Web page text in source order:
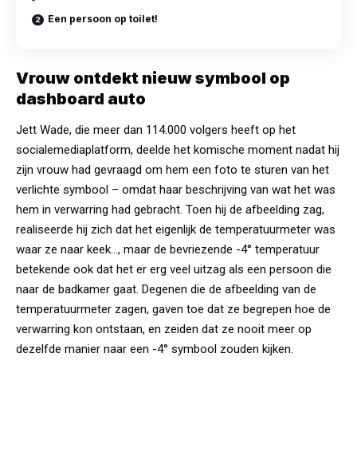
Een persoon op toilet!
Vrouw ontdekt nieuw symbool op
dashboard auto
Jett Wade, die meer dan 114.000 volgers heeft op het
socialemediaplatform, deelde het komische moment nadat hij
zijn vrouw had gevraagd om hem een foto te sturen van het
verlichte symbool – omdat haar beschrijving van wat het was
hem in verwarring had gebracht. Toen hij de afbeelding zag,
realiseerde hij zich dat het eigenlijk de temperatuurmeter was
waar ze naar keek…, maar de bevriezende -4° temperatuur
betekende ook dat het er erg veel uitzag als een persoon die
naar de badkamer gaat. Degenen die de afbeelding van de
temperatuurmeter zagen, gaven toe dat ze begrepen hoe de
verwarring kon ontstaan, en zeiden dat ze nooit meer op
dezelfde manier naar een -4° symbool zouden kijken.